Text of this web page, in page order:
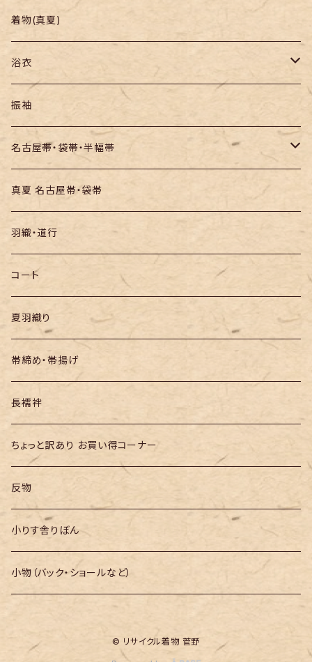
羽織り・道行
色無地・江戸小紋
紬
訪問着・付下
お召し
着物(真夏)
浴衣
セオα・ポリ
木綿・綿麻
絞りの浴衣
振袖
名古屋帯・袋帯・半幅帯
名古屋帯
袋帯
半幅帯
真夏 名古屋帯・袋帯
羽織・道行
コート
夏羽織り
帯締め・帯揚げ
長襦袢
ちょっと訳あり お買い得コーナー
反物
小りす舎りぼん
小物（バック・ショールなど）
© リサイクル着物 菅野